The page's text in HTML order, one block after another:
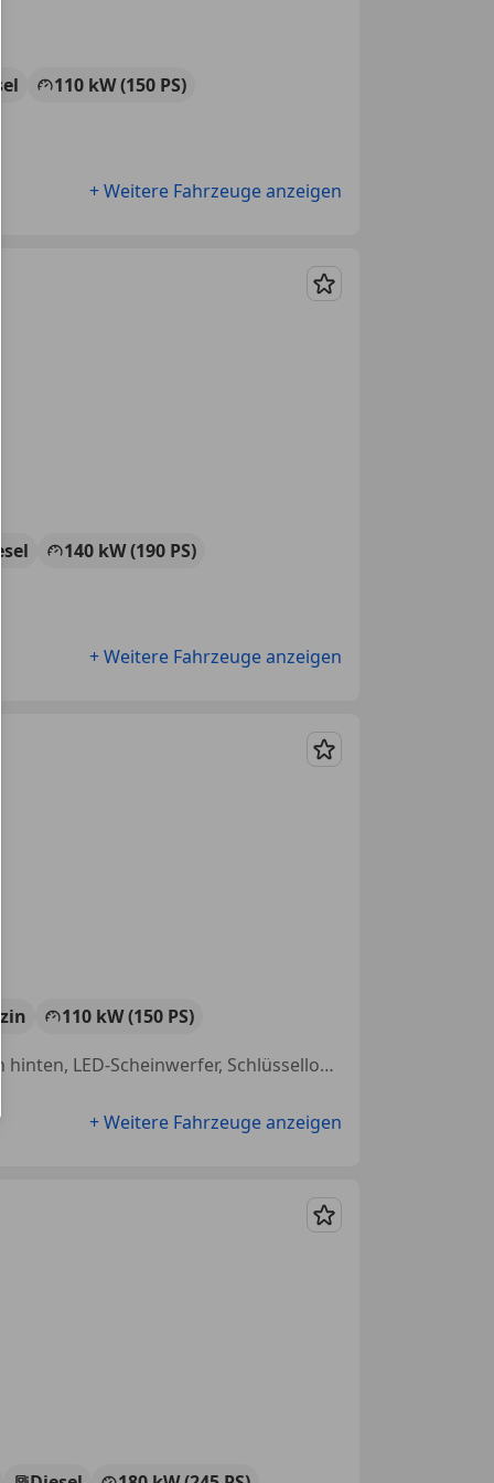
110 kW (150 PS)
+ Weitere Fahrzeuge anzeigen
Merken
140 kW (190 PS)
+ Weitere Fahrzeuge anzeigen
Merken
110 kW (150 PS)
Elektrische Heckklappe, Alufelgen, Sitzheizung, Einparkhilfe Sensoren hinten, LED-Scheinwerfer, Schlüssellose Zentralverriegelung, Partikelfilter, Getönte Scheiben
+ Weitere Fahrzeuge anzeigen
Merken